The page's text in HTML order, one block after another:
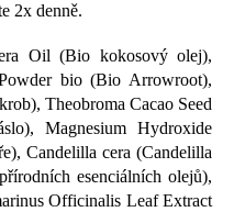
2x denně.
Oil (Bio kokosový olej),
bio (Bio Arrowroot),
Theobroma Cacao Seed
Magnesium Hydroxide
Candelilla cera (Candelilla
esenciálních olejů),
Officinalis Leaf Extract